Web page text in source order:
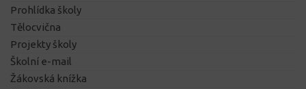
Prohlídka školy
Tělocvična
Projekty školy
Školní e-mail
Žákovská knížka